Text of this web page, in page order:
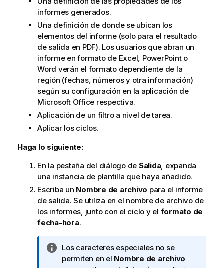
informes generados.
Una definición de donde se ubican los
elementos del informe (solo para el resultado
de salida en PDF). Los usuarios que abran un
informe en formato de Excel, PowerPointo
Word verán el formato dependiente de la
región (fechas, números y otra información)
según su configuración en la aplicación de
Microsoft Office respectiva.
Aplicación de un filtro a nivel de tarea.
Aplicar los ciclos.
Haga lo siguiente:
En la pestaña del diálogo de Salida, expanda
una instancia de plantilla que haya añadido.
Escriba un Nombre de archivo para el informe
de salida. Se utiliza en el nombre de archivo de
los informes, junto con el ciclo y el formato de
fecha-hora.
N
o
Los caracteres especiales no se
permiten en el Nombre de archivo